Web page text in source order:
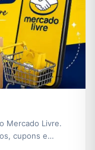
Mercado Livre.
cupons e